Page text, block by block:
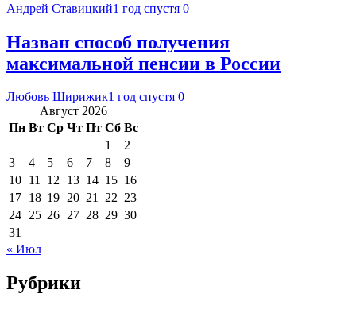
Андрей Ставицкий1 год спустя 0
Назван способ получения
максимальной пенсии в России
Любовь Ширижик1 год спустя 0
Август 2026
Пн Вт Ср Чт Пт Сб Вс
1
2
3
4 5 6 7 8
9
10 11 12 13 14 15 16
17 18 19 20 21 22 23
24 25 26 27 28 29 30
31
« Июл
Рубрики